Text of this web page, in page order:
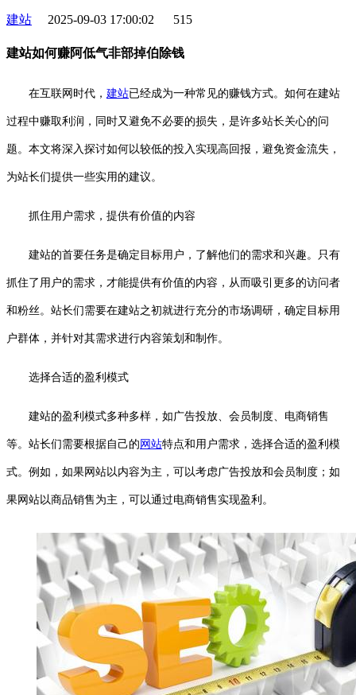
建站 2025-09-03 17:00:02 515
建站如何赚阿低气非部掉伯除钱
在互联网时代， 建站已经成为一种常见的赚钱方式。如何在建站
过程中赚取利润，同时又避免不必要的损失，是许多站长关心的问
题。本文将深入探讨如何以较低的投入实现高回报，避免资金流失，
为站长们提供一些实用的建议。
抓住用户需求，提供有价值的内容
建站的首要任务是确定目标用户，了解他们的需求和兴趣。只有
抓住了用户的需求，才能提供有价值的内容，从而吸引更多的访问者
和粉丝。站长们需要在建站之初就进行充分的市场调研，确定目标用
户群体，并针对其需求进行内容策划和制作。
选择合适的盈利模式
建站的盈利模式多种多样，如广告投放、会员制度、电商销售
等。站长们需要根据自己的 网站特点和用户需求，选择合适的盈利模
式。例如，如果网站以内容为主，可以考虑广告投放和会员制度；如
果网站以商品销售为主，可以通过电商销售实现盈利。